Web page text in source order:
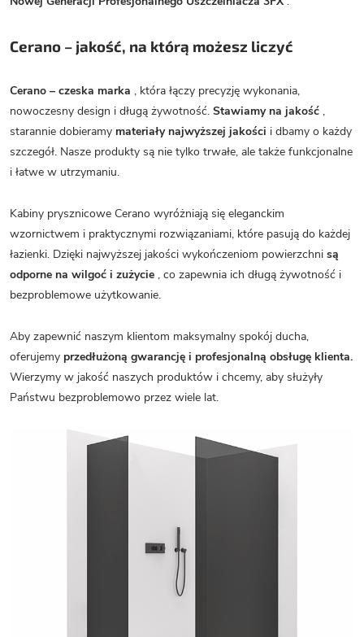
Cerano – jakość, na którą możesz liczyć
Cerano – czeska marka , która łączy precyzję wykonania,
nowoczesny design i długą żywotność. Stawiamy na jakość ,
starannie dobieramy materiały najwyższej jakości i dbamy o każdy
szczegół. Nasze produkty są nie tylko trwałe, ale także funkcjonalne
i łatwe w utrzymaniu.
Kabiny prysznicowe Cerano wyróżniają się eleganckim
wzornictwem i praktycznymi rozwiązaniami, które pasują do każdej
łazienki. Dzięki najwyższej jakości wykończeniom powierzchni są
odporne na wilgoć i zużycie , co zapewnia ich długą żywotność i
bezproblemowe użytkowanie.
Aby zapewnić naszym klientom maksymalny spokój ducha,
oferujemy przedłużoną gwarancję i profesjonalną obsługę klienta.
Wierzymy w jakość naszych produktów i chcemy, aby służyły
Państwu bezproblemowo przez wiele lat.